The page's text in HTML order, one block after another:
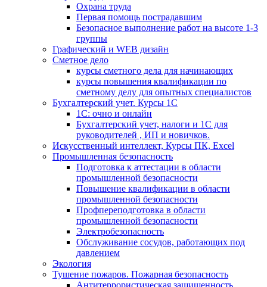
Охрана труда
Первая помощь пострадавшим
Безопасное выполнение работ на высоте 1-3
группы
Графический и WEB дизайн
Сметное дело
курсы сметного дела для начинающих
курсы повышения квалификации по
сметному делу для опытных специалистов
Бухгалтерский учет. Курсы 1С
1С: очно и онлайн
Бухгалтерский учет, налоги и 1С для
руководителей , ИП и новичков.
Искусственный интеллект, Курсы ПК, Excel
Промышленная безопасность
Подготовка к аттестации в области
промышленной безопасности
Повышение квалификации в области
промышленной безопасности
Профпереподготовка в области
промышленной безопасности
Электробезопасность
Обслуживание сосудов, работающих под
давлением
Экология
Тушение пожаров. Пожарная безопасность